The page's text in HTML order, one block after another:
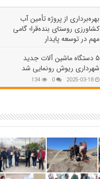
بهره‌برداری از پروژه تأمین آب
کشاورزی روستای بنده‌قرا؛ گامی
مهم در توسعه پایدار
۵ دستگاه ماشین آلات جدید
شهرداری ریوش رونمایی شد
2025-03-18
0
134